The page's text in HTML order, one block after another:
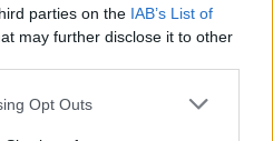
parties on the IAB’s List of
may further disclose it to other
app uses one or more Google
Opt Outs
Ατρόμητος και Novibet
συνεχίζουν μαζί: Ανανέωση
το 2028